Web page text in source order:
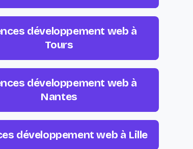
développement web à
Tours
développement web à
Nantes
développement web à Lille